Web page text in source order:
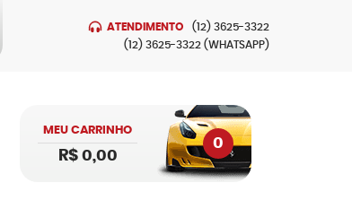
ATENDIMENTO (12) 3625-3322
(12) 3625-3322 (WHATSAPP)
MEU CARRINHO
0
R$ 0,00